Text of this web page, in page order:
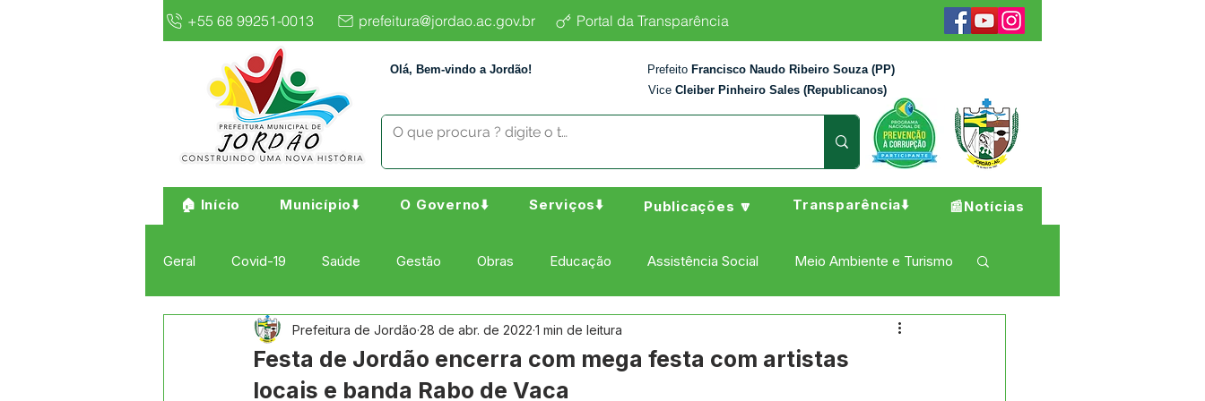
+55 68 99251-0013 prefeitura@jordao.ac.gov.br Portal da Transparência
Olá, Bem-vindo a Jordão! Prefeito Francisco Naudo Ribeiro Souza (PP)
Vice Cleiber Pinheiro Sales (Republicanos)
🏠 Início Município⬇️ O Governo⬇️ Serviços⬇️ Publicações 🔽 Transparência⬇️ 📰Notícias
Geral Covid-19 Saúde Gestão Obras Educação Assistência Social Meio Ambiente e Turismo
Institucional e Governo Cultura Esporte e Lazer Administração e Finanças Campanhas
Festa de Jordão encerra com mega festa com artistas
locais e banda Rabo de Vaca
Prefeitura de Jordão 28 de abr. de 2022 1 min de leitura